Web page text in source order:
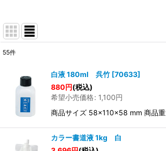
並び順
55件
白液 180ml 呉竹 [70633]
880円(税込)
希望小売価格: 1,100円
商品サイズ 58×110×58 mm 商品
カラー書道液 1kg 白